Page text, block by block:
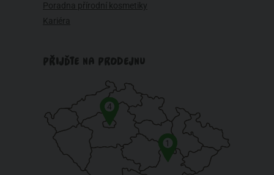
Poradna přírodní kosmetiky
Kariéra
PŘIJĎTE NA PRODEJNU
1
4